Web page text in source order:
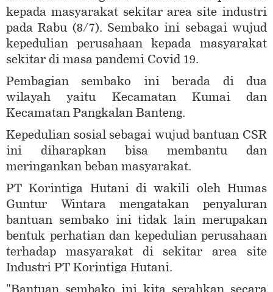
kepada masyarakat sekitar area site industri
pada Rabu (8/7). Sembako ini sebagai wujud
kepedulian perusahaan kepada masyarakat
sekitar di masa pandemi Covid 19.
Pembagian sembako ini berada di dua
wilayah yaitu Kecamatan Kumai dan
Kecamatan Pangkalan Banteng.
Kepedulian sosial sebagai wujud bantuan CSR
ini diharapkan bisa membantu dan
meringankan beban masyarakat.
PT Korintiga Hutani di wakili oleh Humas
Guntur Wintara mengatakan penyaluran
bantuan sembako ini tidak lain merupakan
bentuk perhatian dan kepedulian perusahaan
terhadap masyarakat di sekitar area site
Industri PT Korintiga Hutani.